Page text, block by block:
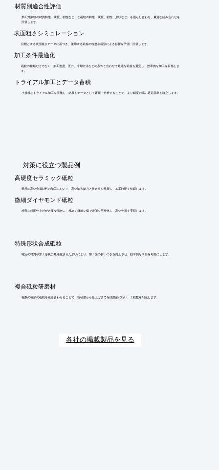
材質別適合性評価
加工対象物の材質特性（硬度、靭性など）と砥粒の特性（硬度、靭性、形状など）を照らし合わせ、最適な組み合わせを
評価します。
表面粗さシミュレーション
目標とする表面粗さデータに基づき、使用する砥粒の粒度や種類による影響を予測・評価します。
加工条件最適化
砥粒の種類だけでなく、加工速度、圧力、冷却方法などの条件と合わせて最適な砥粒を選定し、効率的な加工を目指しま
す。
トライアル加工とデータ蓄積
小規模なトライアル加工を実施し、結果をデータとして蓄積・分析することで、より精度の高い選定基準を確立します。
​対策に役立つ製品例
高硬度セラミック砥粒
硬度の高い金属材料の加工において、高い除去能力と耐久性を発揮し、加工時間を短縮します。
微細ダイヤモンド砥粒
精密な鏡面仕上げが必要な場合に、極めて微細な傷で表面を平滑化し、高い光沢を実現します。
特殊形状合成砥粒
特定の材質や加工形状に最適化された形状により、加工面の食いつきを向上させ、効率的な研磨を可能にします。
複合砥粒研磨材
複数の種類の砥粒を組み合わせることで、粗研磨から仕上げまでを段階的に行い、工程数を削減します。
各社の掲載製品を見る